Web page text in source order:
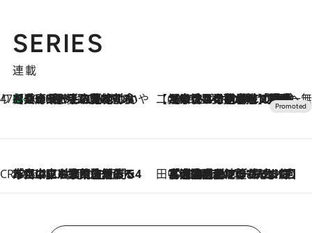
SERIES
連載
47都道府県の手みやげ ひんやりスイーツで夏を満喫
2026.8.8
【兵庫県】この夏絶対食べたい 冷やしておいしいおやつ3選 淡路島の恵みをジェラートに集約 【CREA×星野リゾート】唯一無二。癒しと発見が待つ場所へ
2026.8.7
【トンボの足水浴】ヒノキの香りに包まれて涼感マックス！約13℃の湧水かけ流しを避暑地「星野温泉 トンボの湯」で体験
CREA'S CHOICE
2026.8.7
「立川にも歌舞伎があるんだよ」 片岡仁左衛門・市川中車ら豪華座組みで4年目の立川立飛歌舞伎へ 田中稲の勝手に再ブーム
2026.8.7
「湘南乃風に憧れて」観客大盛上がりの“タオル回し”に、ラッパー顔負けの高速歌唱まで…さだまさし（74）のアグレッシブすぎる現在地